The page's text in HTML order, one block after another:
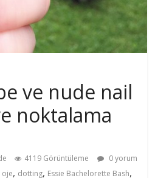
ve nude nail
noktalama
4119 Görüntüleme
0 yorum
oje, dotting, Essie Bachelorette Bash,